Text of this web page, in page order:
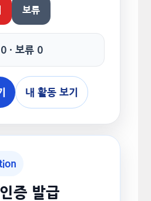
보류
· 보류 0
내 활동 보기
증 발급